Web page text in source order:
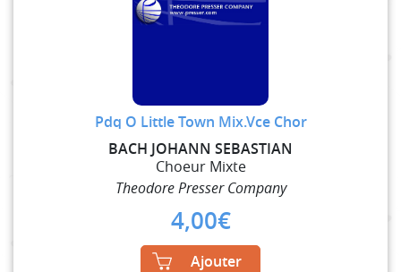
Pdq O Little Town Mix.Vce Chor
BACH JOHANN SEBASTIAN
Choeur Mixte
Theodore Presser Company
4,00€
Ajouter